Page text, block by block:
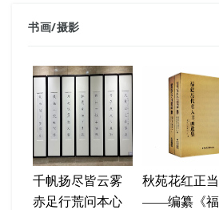
书画/摄影
千帆扬尽皆云雾
赤足行荒问本心
秋苑花红正
——编纂《